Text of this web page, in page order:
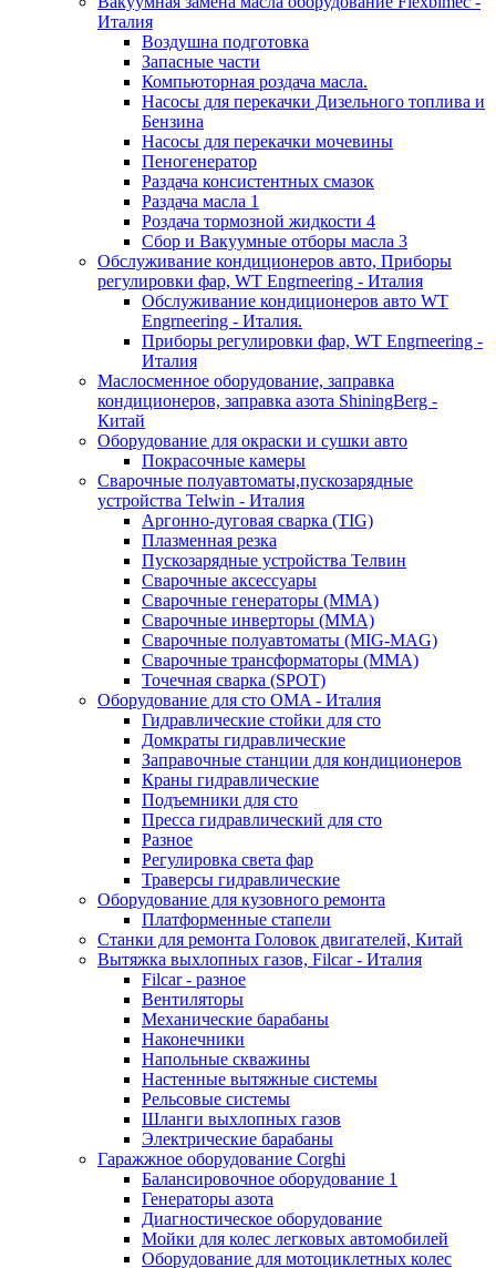
Италия
Воздушна подготовка
Запасные части
Компьюторная роздача масла.
Насосы для перекачки Дизельного топлива и
Бензина
Насосы для перекачки мочевины
Пеногенератор
Раздача консистентных смазок
Раздача масла 1
Роздача тормозной жидкости 4
Сбор и Вакуумные отборы масла 3
Обслуживание кондиционеров авто, Приборы
регулировки фар, WT Engrneering - Италия
Обслуживание кондиционеров авто WT
Engrneering - Италия.
Приборы регулировки фар, WT Engrneering -
Италия
Маслосменное оборудование, заправка
кондиционеров, заправка азота ShiningBerg -
Китай
Оборудование для окраски и сушки авто
Покрасочные камеры
Сварочные полуавтоматы,пускозарядные
устройства Telwin - Италия
Аргонно-дуговая сварка (TIG)
Плазменная резка
Пускозарядные устройства Телвин
Сварочные аксессуары
Сварочные генераторы (MMA)
Сварочные инверторы (MMA)
Сварочные полуавтоматы (MIG-MAG)
Сварочные трансформаторы (MMA)
Точечная сварка (SPOT)
Оборудование для сто OMA - Италия
Гидравлические стойки для сто
Домкраты гидравлические
Заправочные станции для кондиционеров
Краны гидравлические
Подъемники для сто
Пресса гидравлический для сто
Разное
Регулировка света фар
Траверсы гидравлические
Оборудование для кузовного ремонта
Платформенные стапели
Станки для ремонта Головок двигателей, Китай
Вытяжка выхлопных газов, Filcar - Италия
Filcar - разное
Вентиляторы
Механические барабаны
Наконечники
Напольные скважины
Настенные вытяжные системы
Рельсовые системы
Шланги выхлопных газов
Электрические барабаны
Гаражжное оборудование Corghi
Балансировочное оборудование 1
Генераторы азота
Диагностическое оборудование
Мойки для колес легковых автомобилей
Оборудование для мотоциклетных колес